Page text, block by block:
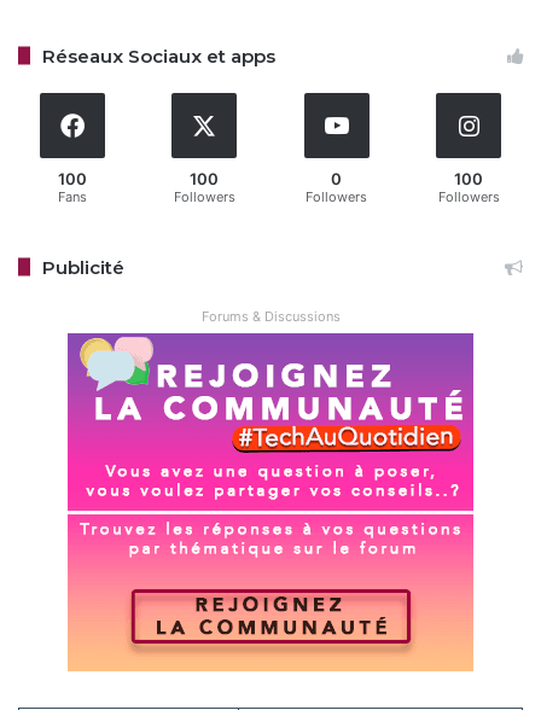
Réseaux Sociaux et apps
100
Fans
100
Followers
0
Followers
100
Followers
Publicité
Forums & Discussions